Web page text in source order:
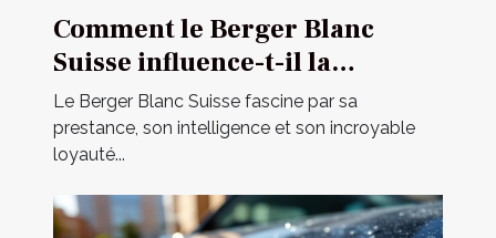
Comment le Berger Blanc
Suisse influence-t-il la
dynamique familiale ?
Le Berger Blanc Suisse fascine par sa
prestance, son intelligence et son incroyable
loyauté...